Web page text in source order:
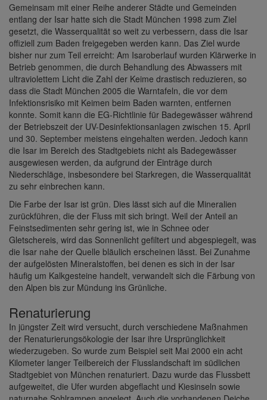
Gemeinsam mit einer Reihe anderer Städte und Gemeinden
entlang der Isar hatte sich die Stadt München 1998 zum Ziel
gesetzt, die Wasserqualität so weit zu verbessern, dass die Isar
offiziell zum Baden freigegeben werden kann. Das Ziel wurde
bisher nur zum Teil erreicht: Am Isaroberlauf wurden Klärwerke in
Betrieb genommen, die durch Behandlung des Abwassers mit
ultraviolettem Licht die Zahl der Keime drastisch reduzieren, so
dass die Stadt München 2005 die Warntafeln, die vor dem
Infektionsrisiko mit Keimen beim Baden warnten, entfernen
konnte. Somit kann die EG-Richtlinie für Badegewässer während
der Betriebszeit der UV-Desinfektionsanlagen zwischen 15. April
und 30. September meistens eingehalten werden. Jedoch kann
die Isar im Bereich des Stadtgebiets nicht als Badegewässer
ausgewiesen werden, da aufgrund der Einträge durch
Niederschläge, insbesondere bei Starkregen, die Wasserqualität
zu sehr einbrechen kann.
Die Farbe der Isar ist grün. Dies lässt sich auf die Mineralien
zurückführen, die der Fluss mit sich bringt. Weil der Anteil an
Feinstsedimenten sehr gering ist, wie in Schnee oder
Gletschereis, wird das Sonnenlicht gefiltert und abgespiegelt, was
die Isar nahe der Quelle bläulich erscheinen lässt. Bei Zunahme
der aufgelösten Mineralstoffen, bei denen es sich in der Isar
häufig um Kalkgesteine handelt, verwandelt sich die Färbung von
den Alpen bis zur Mündung ins Grünliche.
Renaturierung
In jüngster Zeit wird versucht, durch verschiedene Maßnahmen
der Renaturierungsökologie der Isar ihre Ursprünglichkeit
wiederzugeben. So wurde zum Beispiel seit Mai 2000 ein acht
Kilometer langer Teilbereich der Flusslandschaft im südlichen
Stadtgebiet von München renaturiert. Dazu wurde das Flussbett
aufgeweitet, die Ufer wurden abgeflacht und Kiesinseln sowie